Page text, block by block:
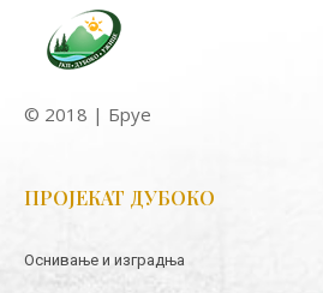
© 2018 | Бруе
ПРОЈЕКАТ ДУБОКО
Оснивање и изградња